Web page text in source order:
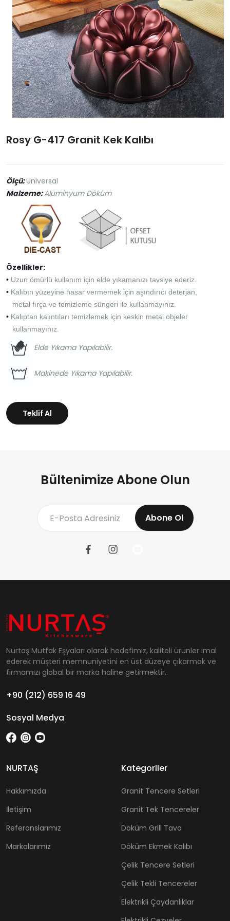
Rosy G-417 Granit Kek Kalıbı
Ölçü:Universal
Malzeme:Alüminyum Döküm
Özellikler:
• Uzun ömürlü kullanım için elde yıkamanızı tavsiye ederiz.
• Kalıbın yüzeyine hasar vermemek için aşındırıcı deterjan,
metal fırça ve temizleme süngeri ile kullanmayınız.
• Kalıptan kalıntıları temizlemek için keskin metal objeler
kullanmayınız.
Elde Yıkama Yapılabilir.
Makinede Yıkama Yapılabilir.
Teklif Al
Bültenimize Abone Olun
Abone Ol
Nurtaş Mutfak Eşyaları olarak hedefimiz, kaliteli ürünler imal
ederek müşteri memnuniyetini en üst düzeye çıkarmak ve
firmamızı global bir marka haline getirmektir..
+90 (212) 659 16 49
Sosyal Medya
NURTAŞ
Hakkımızda
İletişim
Referanslarımız
Markalarımız
Kategoriler
Granit Tencere Setleri
Granit Tek Tencereler
Döküm Grill Tava
Döküm Ekmek Kalıbı
Çelik Tencere Setleri
Çelik Tekli Tencereler
Elektrikli Çaydanlıklar